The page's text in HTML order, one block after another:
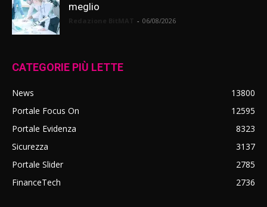
meglio
- 06/08/2026
CATEGORIE PIÙ LETTE
News
13800
Portale Focus On
12595
Portale Evidenza
8323
Sicurezza
3137
Portale Slider
2785
FinanceTech
2736